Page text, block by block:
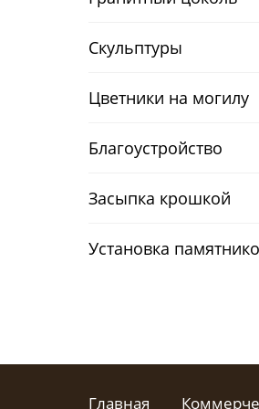
Скульптуры
Цветники на могилу
Благоустройство
Засыпка крошкой
Установка
Главная